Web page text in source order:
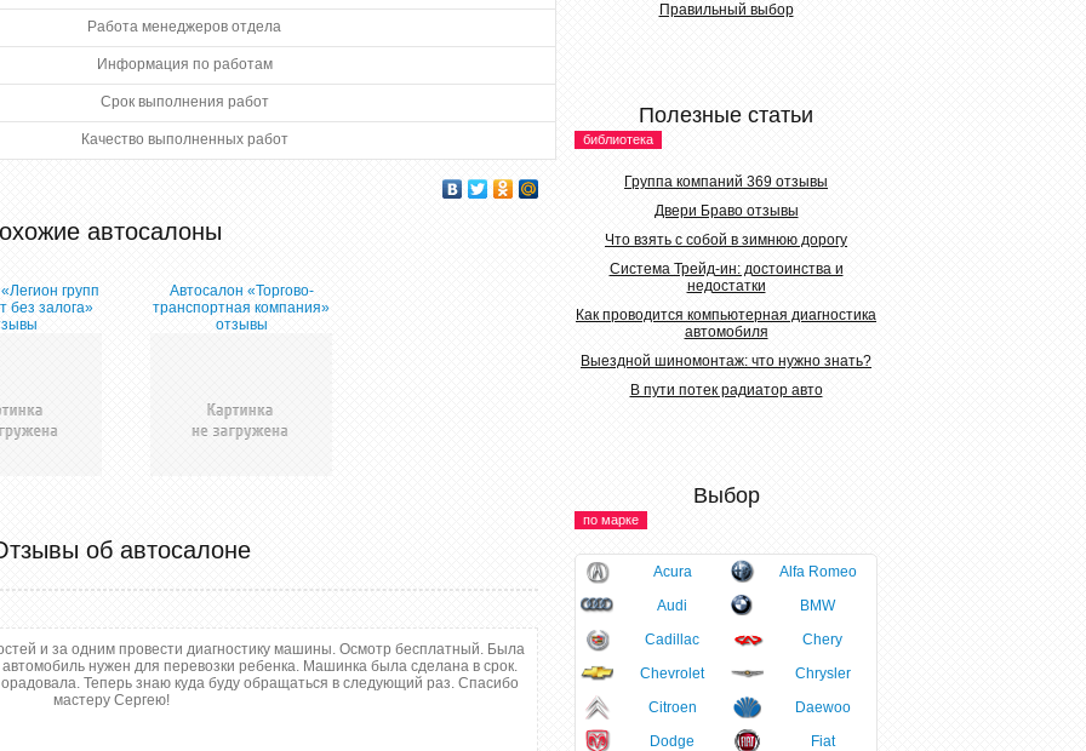
Работа менеджеров отдела
Информация по работам
Срок выполнения работ
Качество выполненных работ
автосалоны
групп
без залога»
Автосалон «Торгово-
транспортная компания»
отзывы
об автосалоне
и за одним провести диагностику машины. Осмотр бесплатный. Была
автомобиль нужен для перевозки ребенка. Машинка была сделана в срок.
Теперь знаю куда буду обращаться в следующий раз. Спасибо
мастеру Сергею!
Правильный выбор
Полезные статьи
библиотека
Группа компаний 369 отзывы
Двери Браво отзывы
Что взять с собой в зимнюю дорогу
Система Трейд-ин: достоинства и
недостатки
Как проводится компьютерная диагностика
автомобиля
Выездной шиномонтаж: что нужно знать?
В пути потек радиатор авто
Выбор
по марке
Acura
Alfa Romeo
Audi
BMW
Cadillac
Chery
Chevrolet
Chrysler
Citroen
Daewoo
Dodge
Fiat